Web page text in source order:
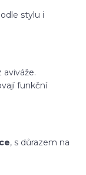
stylu i
aviváže.
funkční
, s důrazem na